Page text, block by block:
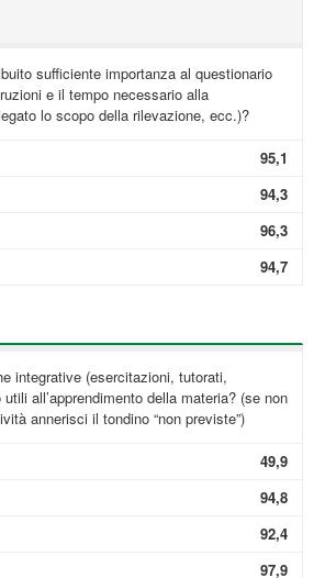
sufficiente importanza al questionario
e il tempo necessario alla
lo scopo della rilevazione, ecc.)?
95,1
94,3
96,3
94,7
integrative (esercitazioni, tutorati,
all’apprendimento della materia? (se non
annerisci il tondino “non previste”)
49,9
94,8
92,4
97,9